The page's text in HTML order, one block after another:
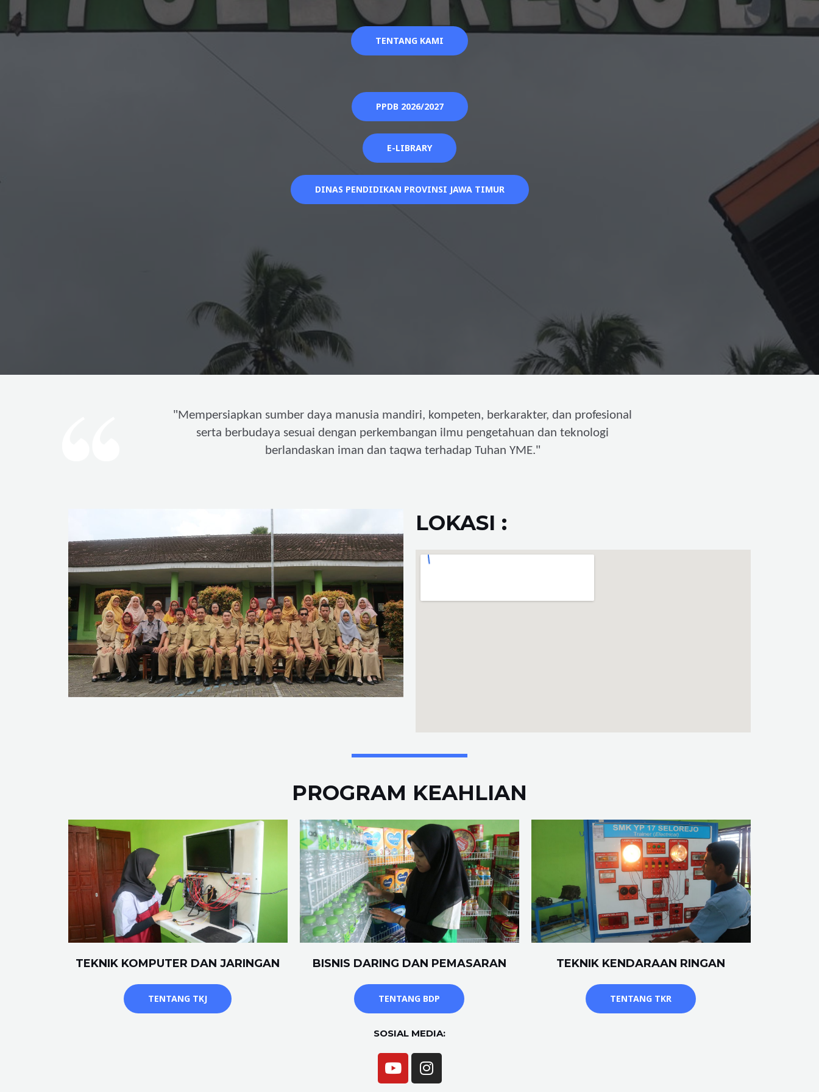
TENTANG KAMI
PPDB 2026/2027
E-LIBRARY
DINAS PENDIDIKAN PROVINSI JAWA TIMUR
"Mempersiapkan sumber daya manusia mandiri, kompeten, berkarakter, dan profesional
serta berbudaya sesuai dengan perkembangan ilmu pengetahuan dan teknologi
berlandaskan iman dan taqwa terhadap Tuhan YME."
LOKASI :
PROGRAM KEAHLIAN
TEKNIK KOMPUTER DAN JARINGAN
TENTANG TKJ
BISNIS DARING DAN PEMASARAN
TENTANG BDP
TEKNIK KENDARAAN RINGAN
TENTANG TKR
SOSIAL MEDIA: